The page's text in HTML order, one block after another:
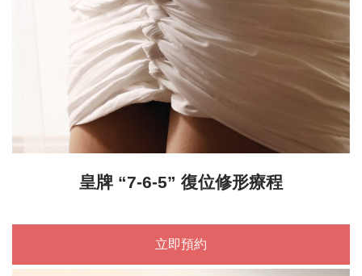
皇牌 “7-6-5” 復位修形療程
立即預約